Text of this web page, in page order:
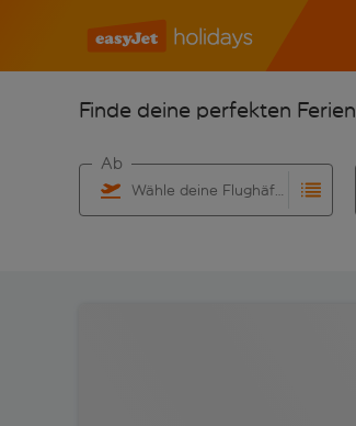
Finde deine perfekten Ferien
Wähle deine Flughäfen
Ab